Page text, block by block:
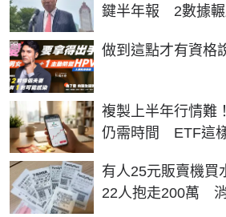
鍵半年報 2數據輾
做到這點才有資格
PR
複製上半年行情難
仍需時間 ETF這
有人25元販賣機買
22人抱走200萬